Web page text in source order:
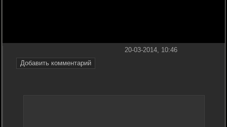
Добавить комментарий
20-03-2014, 10:46